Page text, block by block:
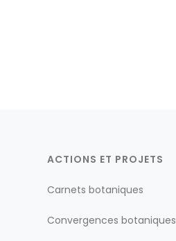
ACTIONS ET PROJETS
Carnets botaniques
Convergences botaniques